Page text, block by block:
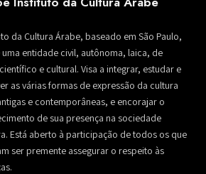
da Cultura Árabe, baseado em São Paulo,
uma entidade civil, autônoma, laica, de
e cultural. Visa a integrar, estudar e
as várias formas de expressão da cultura
e contemporâneas, e encorajar o
de sua presença na sociedade
Está aberto à participação de todos os que
ser premente assegurar o respeito às